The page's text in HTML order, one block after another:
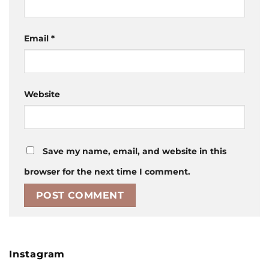
Email *
Website
Save my name, email, and website in this
browser for the next time I comment.
Instagram